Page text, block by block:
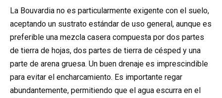
La Bouvardia no es particularmente exigente con el suelo,
aceptando un sustrato estándar de uso general, aunque es
preferible una mezcla casera compuesta por dos partes
de tierra de hojas, dos partes de tierra de césped y una
parte de arena gruesa. Un buen drenaje es imprescindible
para evitar el encharcamiento. Es importante regar
abundantemente, permitiendo que el agua escurra en el